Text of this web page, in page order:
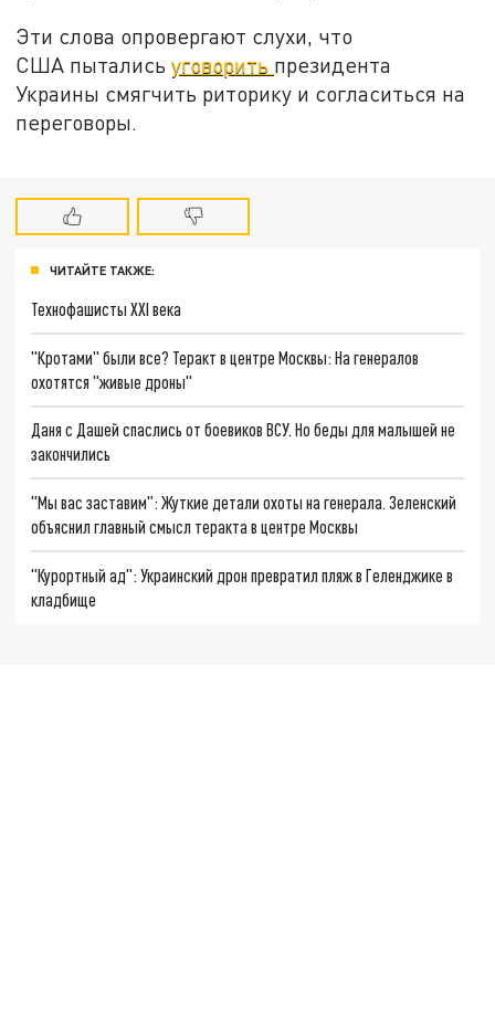
Эти слова опровергают слухи, что
США пыталисьуговорить президента
Украины смягчить риторику и согласиться на
переговоры.
ЧИТАЙТЕ ТАКЖЕ:
Технофашисты XXI века
"Кротами" были все? Теракт в центре Москвы: На генералов
охотятся "живые дроны"
Даня с Дашей спаслись от боевиков ВСУ. Но беды для малышей не
закончились
"Мы вас заставим": Жуткие детали охоты на генерала. Зеленский
объяснил главный смысл теракта в центре Москвы
"Курортный ад": Украинский дрон превратил пляж в Геленджике в
кладбище